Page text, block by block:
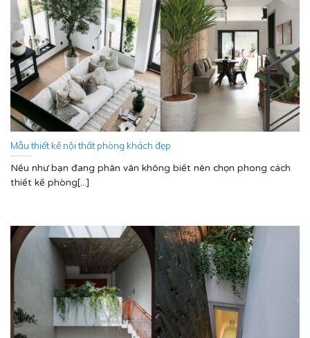
Mẫu thiết kế nội thất phòng khách đẹp
Nếu như bạn đang phân vân không biết nên chọn phong cách
thiết kế phòng[...]